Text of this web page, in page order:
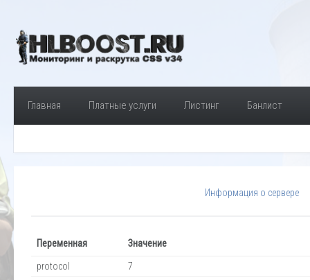
Главная Платные услуги Листинг Банлист
Информация о сервере
Переменная Значение
protocol
7